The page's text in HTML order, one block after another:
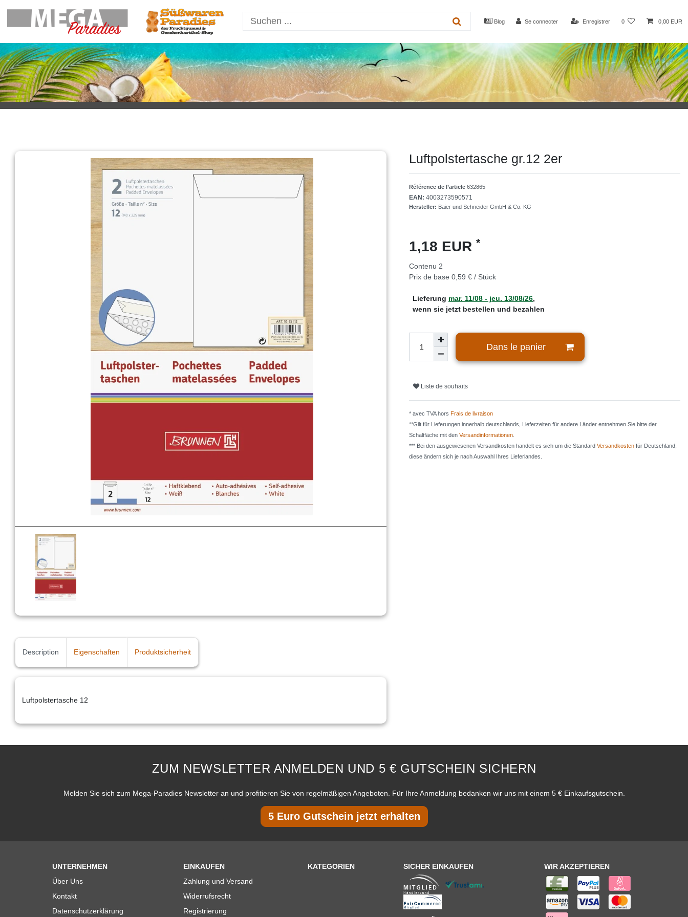
Blog Se connecter Enregistrer 0 0,00 EUR
Luftpolstertasche gr.12 2er
Référence de l’article 632865
EAN: 4003273590571
Hersteller: Baier und Schneider GmbH & Co. KG
1,18 EUR *
Contenu 2
Prix de base 0,59 € / Stück
Lieferung mar. 11/08 - jeu. 13/08/26,
wenn sie jetzt bestellen und bezahlen
Dans le panier
Liste de souhaits
* avec TVA hors Frais de livraison
**Gilt für Lieferungen innerhalb deutschlands, Lieferzeiten für andere Länder entnehmen Sie bitte der
Schaltfäche mit den Versandinformationen
*** Bei den ausgewiesenen Versandkosten handelt es sich um die Standard Versandkosten für Deutschland,
diese ändern sich je nach Auswahl Ihres Lieferlandes.
Description Eigenschaften Produktsicherheit
Luftpolstertasche 12
ZUM NEWSLETTER ANMELDEN UND 5 € GUTSCHEIN SICHERN
Melden Sie sich zum Mega-Paradies Newsletter an und profitieren Sie von regelmäßigen Angeboten. Für Ihre Anmeldung bedanken wir uns mit einem 5 € Einkaufsgutschein.
5 Euro Gutschein jetzt erhalten
UNTERNEHMEN
Über Uns
Kontakt
Datenschutzerklärung
EINKAUFEN
Zahlung und Versand
Widerrufsrecht
Registrierung
KATEGORIEN SICHER EINKAUFEN WIR AKZEPTIEREN